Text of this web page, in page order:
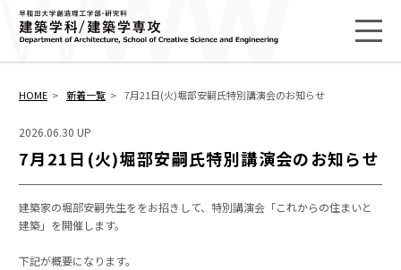
HOME 新着一覧 7月21日(火)堀部安嗣氏特別講演会のお知らせ
2026.06.30 UP
7月21日(火)堀部安嗣氏特別講演会のお知らせ
建築家の堀部安嗣先生ををお招きして、特別講演会「これからの住まいと
建築」を開催します。
下記が概要になります。